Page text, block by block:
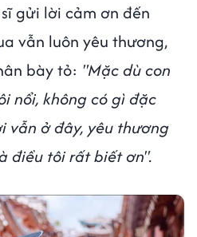
gửi lời cảm ơn đến
vẫn luôn yêu thương,
bày tỏ: "Mặc dù con
nổi, không có gì đặc
vẫn ở đây, yêu thương
điều tôi rất biết ơn".